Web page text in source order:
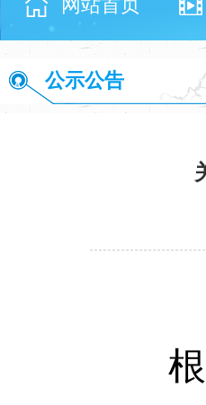
网站首页
公示公告
根据